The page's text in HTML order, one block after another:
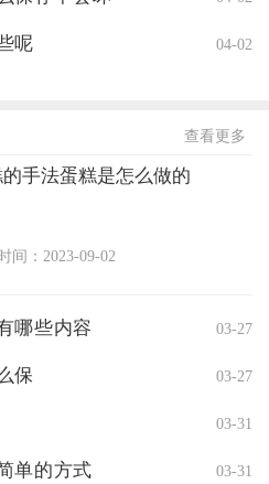
呢 04-02
查看更多
手法蛋糕是怎么做的
间：2023-09-02
哪些内容 03-27
保 03-27
03-31
单的方式 03-31